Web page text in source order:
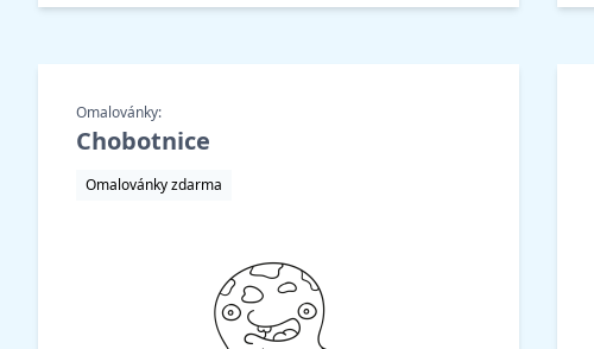
Omalovánky:
Chobotnice
Omalovánky zdarma